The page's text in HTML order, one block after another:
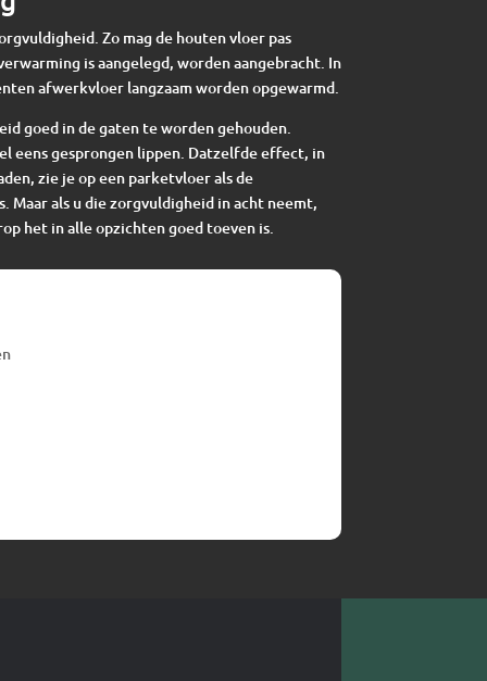
Zo mag de houten vloer pas
is aangelegd, worden aangebracht. In
afwerkvloer langzaam worden opgewarmd.
goed in de gaten te worden gehouden.
eens gesprongen lippen. Datzelfde effect, in
zie je op een parketvloer als de
als u die zorgvuldigheid in acht neemt,
het in alle opzichten goed toeven is.